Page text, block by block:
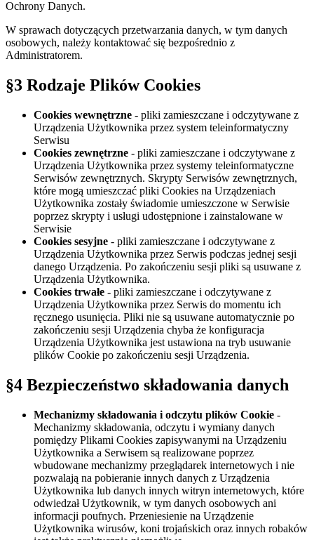
Ochrony Danych.
W sprawach dotyczących przetwarzania danych, w tym danych
osobowych, należy kontaktować się bezpośrednio z
Administratorem.
§3 Rodzaje Plików Cookies
Cookies wewnętrzne - pliki zamieszczane i odczytywane z
Urządzenia Użytkownika przez system teleinformatyczny
Serwisu
Cookies zewnętrzne - pliki zamieszczane i odczytywane z
Urządzenia Użytkownika przez systemy teleinformatyczne
Serwisów zewnętrznych. Skrypty Serwisów zewnętrznych,
które mogą umieszczać pliki Cookies na Urządzeniach
Użytkownika zostały świadomie umieszczone w Serwisie
poprzez skrypty i usługi udostępnione i zainstalowane w
Serwisie
Cookies sesyjne - pliki zamieszczane i odczytywane z
Urządzenia Użytkownika przez Serwis podczas jednej sesji
danego Urządzenia. Po zakończeniu sesji pliki są usuwane z
Urządzenia Użytkownika.
Cookies trwałe - pliki zamieszczane i odczytywane z
Urządzenia Użytkownika przez Serwis do momentu ich
ręcznego usunięcia. Pliki nie są usuwane automatycznie po
zakończeniu sesji Urządzenia chyba że konfiguracja
Urządzenia Użytkownika jest ustawiona na tryb usuwanie
plików Cookie po zakończeniu sesji Urządzenia.
§4 Bezpieczeństwo składowania danych
Mechanizmy składowania i odczytu plików Cookie -
Mechanizmy składowania, odczytu i wymiany danych
pomiędzy Plikami Cookies zapisywanymi na Urządzeniu
Użytkownika a Serwisem są realizowane poprzez
wbudowane mechanizmy przeglądarek internetowych i nie
pozwalają na pobieranie innych danych z Urządzenia
Użytkownika lub danych innych witryn internetowych, które
odwiedzał Użytkownik, w tym danych osobowych ani
informacji poufnych. Przeniesienie na Urządzenie
Użytkownika wirusów, koni trojańskich oraz innych robaków